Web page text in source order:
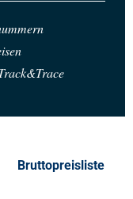
Bruttopreisliste